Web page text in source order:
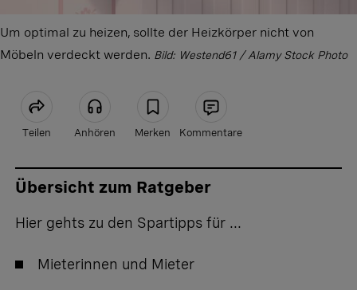
Um optimal zu heizen, sollte der Heizkörper nicht von
Möbeln verdeckt werden. Bild: Westend61 / Alamy Stock Photo
Teilen Anhören Merken Kommentare
Übersicht zum Ratgeber
Hier gehts zu den Spartipps für ...
Mieterinnen und Mieter